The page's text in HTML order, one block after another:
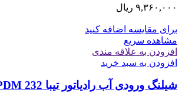
۹,۳۶۰,۰۰۰ ریال
برای مقایسه اضافه کنید
مشاهده سریع
افزودن به علاقه مندی
افزودن به سبد خرید
شیلنگ ورودی آب رادیاتور تیبا 232 SUNSKY EPDM